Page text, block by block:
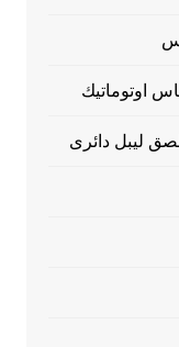
اوتوماتيك
ليبل دائرى